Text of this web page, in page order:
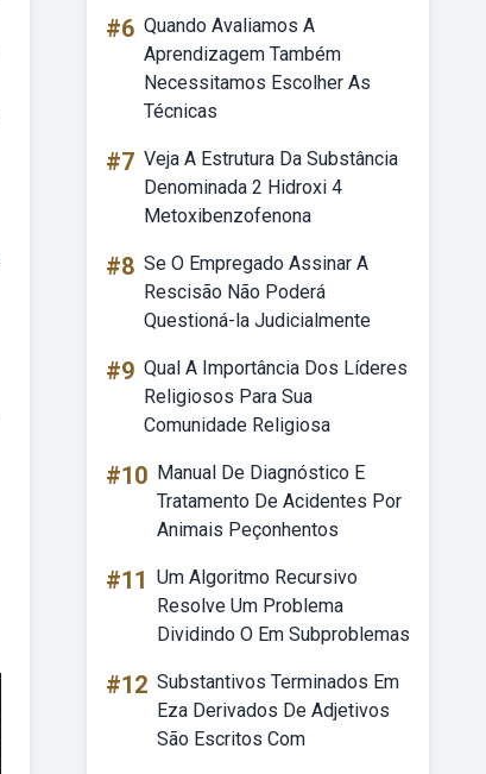
#6 Quando Avaliamos A
Aprendizagem Também
Necessitamos Escolher As
Técnicas
#7 Veja A Estrutura Da Substância
Denominada 2 Hidroxi 4
Metoxibenzofenona
#8 Se O Empregado Assinar A
Rescisão Não Poderá
Questioná-la Judicialmente
#9 Qual A Importância Dos Líderes
Religiosos Para Sua
Comunidade Religiosa
#10 Manual De Diagnóstico E
Tratamento De Acidentes Por
Animais Peçonhentos
#11 Um Algoritmo Recursivo
Resolve Um Problema
Dividindo O Em Subproblemas
#12 Substantivos Terminados Em
Eza Derivados De Adjetivos
São Escritos Com